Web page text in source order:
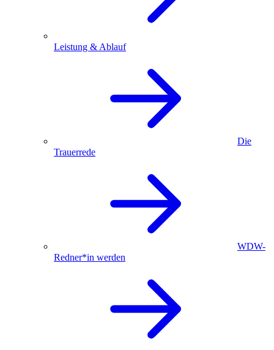
Leistung & Ablauf
Die
Trauerrede
WDW-
Redner*in werden